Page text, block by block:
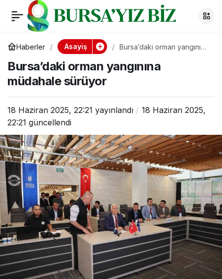
Haberler Asayiş
Bursa’daki orman yangınına
Bursa’daki orman yangınına
müdahale sürüyor
18 Haziran 2025, 22:21 yayınlandı
18 Haziran 2025,
22:21 güncellendi
Bursa’daki orman
yangınına müdahale
sürüyor